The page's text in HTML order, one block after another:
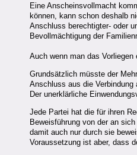
Eine Anscheinsvollmacht
können, kann schon deshalb
Anschluss berechtigter- oder
Bevollmächtigung der
Auch wenn man das
Grundsätzlich müsste der
Anschluss aus die
Der unerklärliche
Jede Partei hat die für ihren
Beweisführung von der an
damit auch nur durch sie
Voraussetzung ist aber, dass